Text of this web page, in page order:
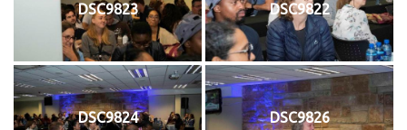
DSC9823 DSC9822
DSC9824 DSC9826